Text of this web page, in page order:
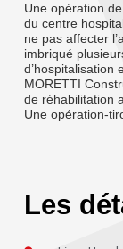
Une opération
du centre
ne pas affecter
imbriqué
d’hospitalisation
MORETTI
de réhabilitation
Une opération-
Les